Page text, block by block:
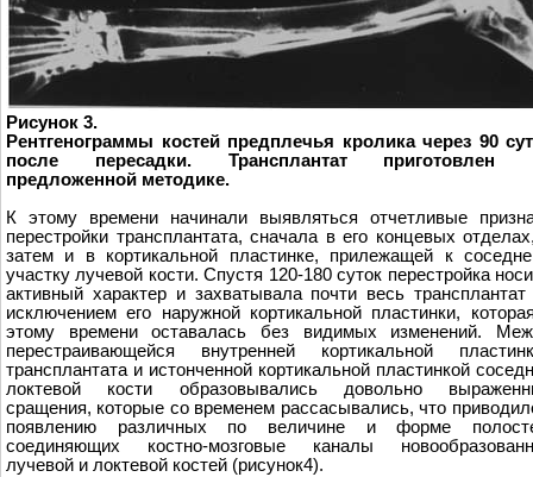
Рисунок 3.
Рентгенограммы костей предплечья кролика через 90
после пересадки. Трансплантат приготовлен
предложенной методике.
К этому времени начинали выявляться отчетливые
перестройки трансплантата, сначала в его концевых
затем и в кортикальной пластинке, прилежащей к
участку лучевой кости. Спустя 120-180 суток перестройка
активный характер и захватывала почти весь трансплантат
исключением его наружной кортикальной пластинки,
этому времени оставалась без видимых изменений.
перестраивающейся внутренней кортикальной
трансплантата и истонченной кортикальной пластинкой
локтевой кости образовывались довольно
сращения, которые со временем рассасывались, что
появлению различных по величине и форме
соединяющих костно-мозговые каналы
лучевой и локтевой костей (рисунок4).